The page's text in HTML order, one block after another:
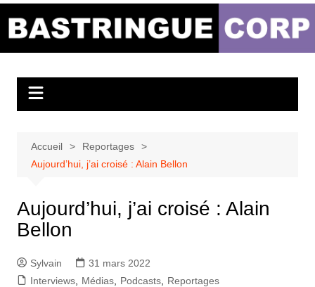
Bastringue Corp –
Musicales
Accueil
Reportages
Aujourd’hui, j’ai croisé : Alain Bellon
Aujourd’hui, j’ai croisé : Alain
Bellon
Sylvain
31 mars 2022
Interviews, Médias, Podcasts, Reportages